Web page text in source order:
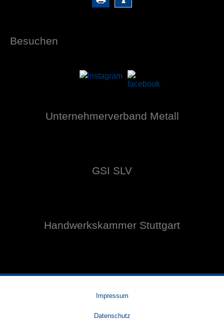
Besuchen
Unternehmerverband Metall
GSI SLV
Handwerkskammer Stuttgart
Impressum
Datenschutz